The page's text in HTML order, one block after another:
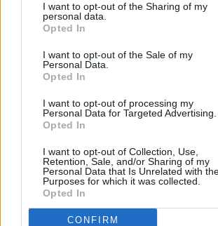
I want to opt-out of the Sharing of my
personal data.
Opted In
I want to opt-out of the Sale of my
Personal Data.
Opted In
I want to opt-out of processing my
Personal Data for Targeted Advertising.
Opted In
I want to opt-out of Collection, Use,
Retention, Sale, and/or Sharing of my
Personal Data that Is Unrelated with
Purposes for which it was collected.
Opted In
CONFIRM
ΝΔ για επίσκεψη Τσίπρα στην Λέσβο:
διαπιστώσει τις διαφορές μεταξύ μας στο